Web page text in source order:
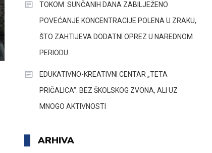
TOKOM SUNČANIH DANA ZABILJEŽENO
POVEĆANJE KONCENTRACIJE POLENA U ZRAKU,
ŠTO ZAHTIJEVA DODATNI OPREZ U NAREDNOM
PERIODU.
EDUKATIVNO-KREATIVNI CENTAR „TETA
PRIČALICA”: BEZ ŠKOLSKOG ZVONA, ALI UZ
MNOGO AKTIVNOSTI
ARHIVA